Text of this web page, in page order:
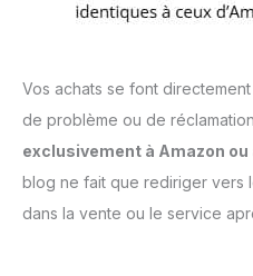
Vos achats se font directement
de problème ou de
exclusivement à Amazon
blog ne fait que rediriger vers
dans la vente ou le service